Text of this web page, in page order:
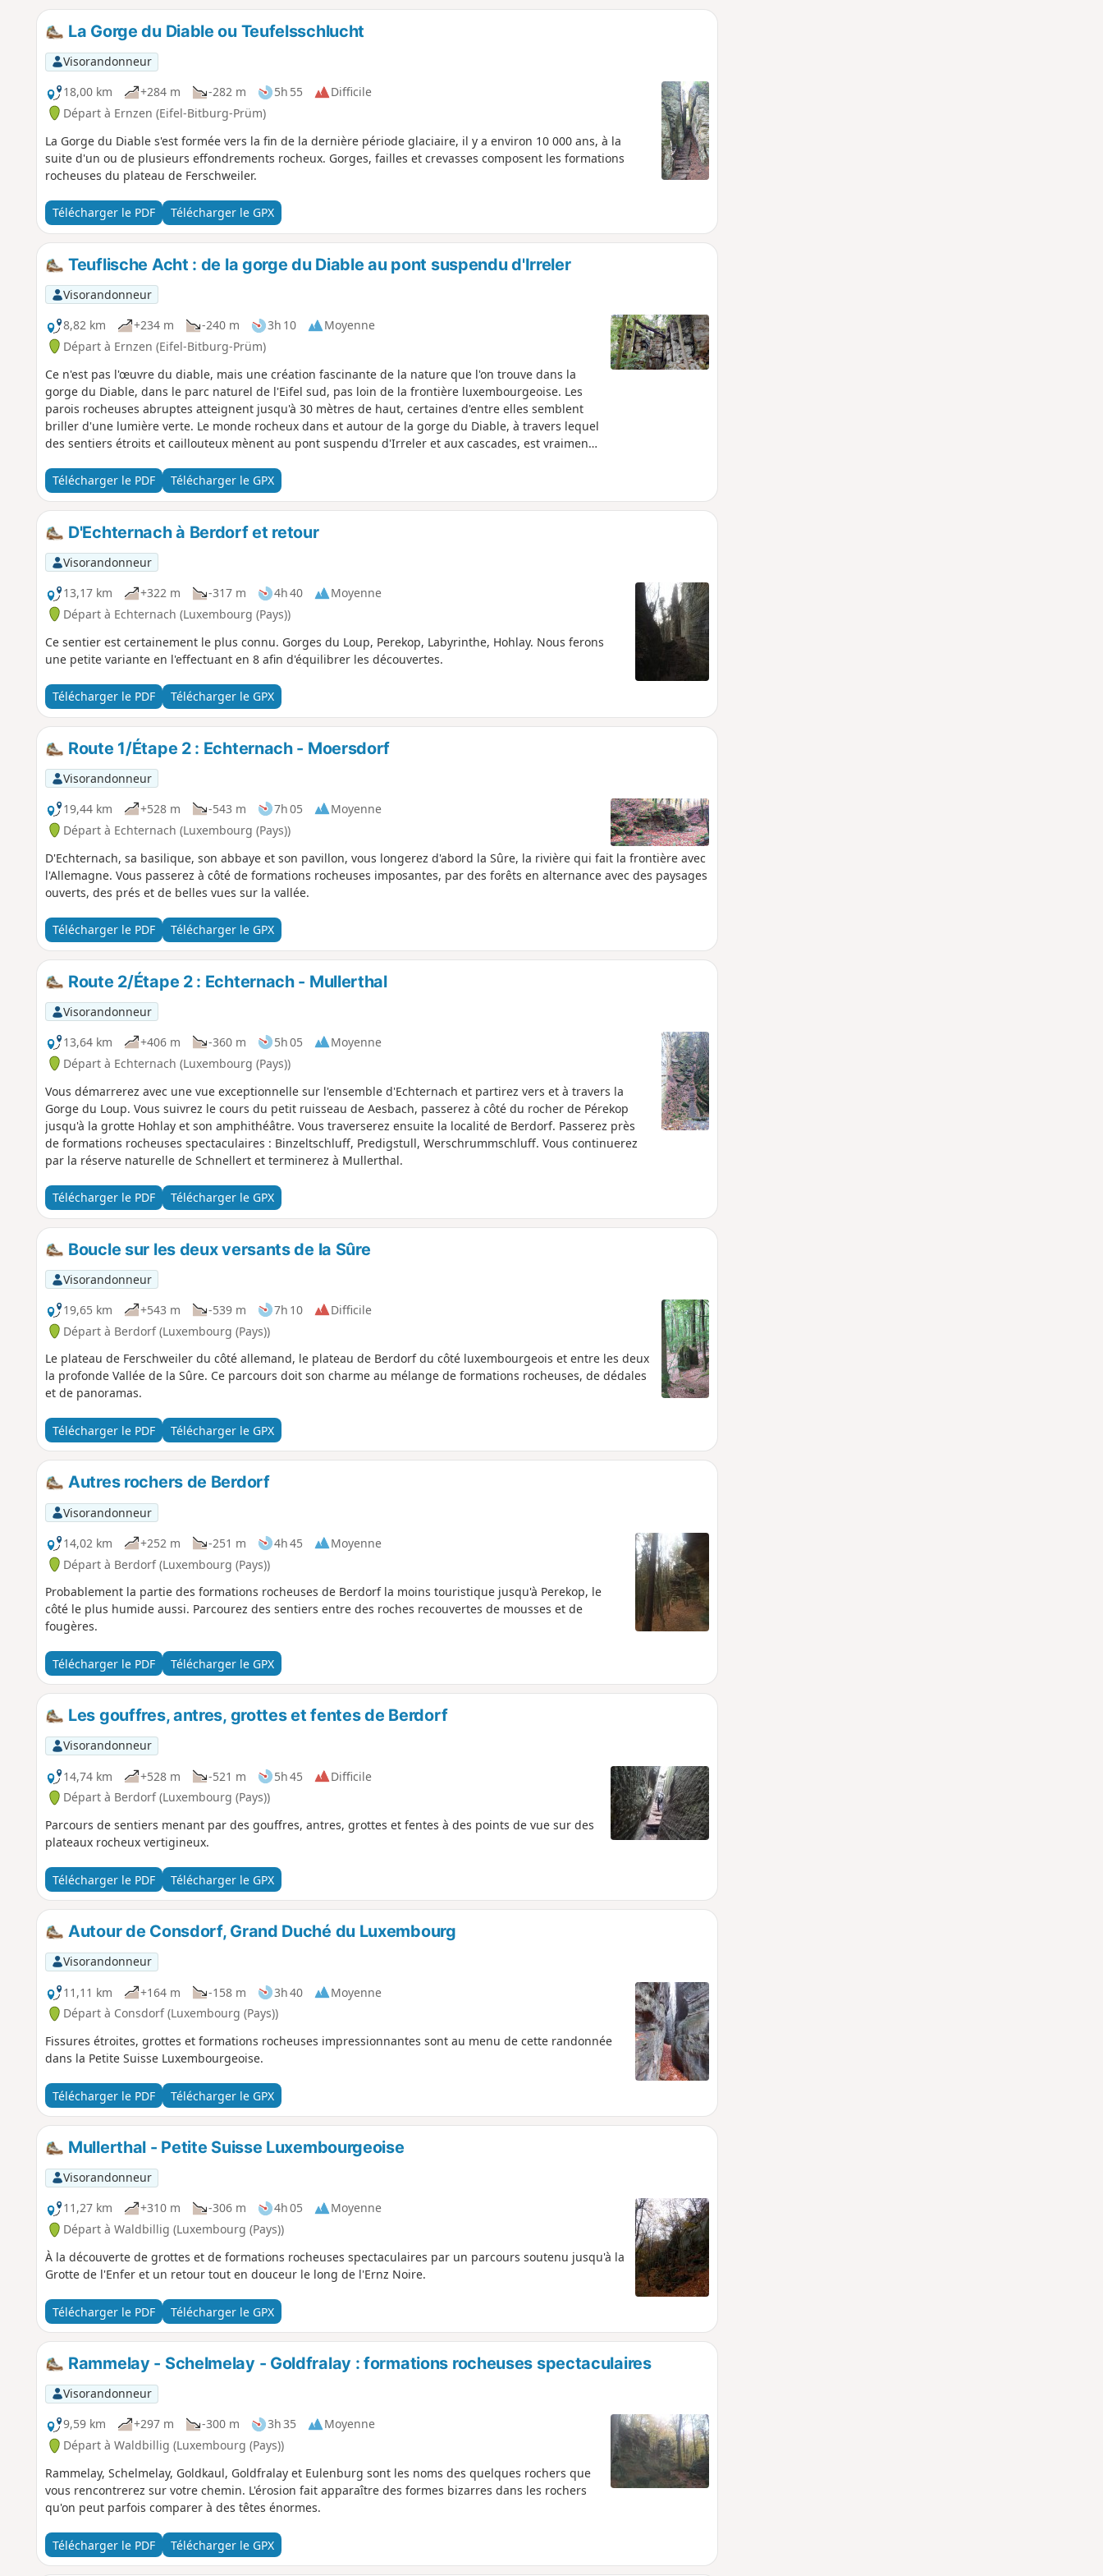
La Gorge du Diable ou Teufelsschlucht
Visorandonneur
18,00 km
+284 m -282 m 5h 55
Difficile
Départ à Ernzen (Eifel-Bitburg-Prüm)
La Gorge du Diable s'est formée vers la fin de la dernière période glaciaire, il y a environ 10 000 ans, à la
suite d'un ou de plusieurs effondrements rocheux. Gorges, failles et crevasses composent les formations
rocheuses du plateau de Ferschweiler.
Télécharger le PDF Télécharger le GPX
Teuflische Acht : de la gorge du Diable au pont suspendu d'Irreler
Visorandonneur
8,82 km
+234 m -240 m 3h 10
Moyenne
Départ à Ernzen (Eifel-Bitburg-Prüm)
Ce n'est pas l'œuvre du diable, mais une création fascinante de la nature que l'on trouve dans la
gorge du Diable, dans le parc naturel de l'Eifel sud, pas loin de la frontière luxembourgeoise. Les
parois rocheuses abruptes atteignent jusqu'à 30 mètres de haut, certaines d'entre elles semblent
briller d'une lumière verte. Le monde rocheux dans et autour de la gorge du Diable, à travers lequel
des sentiers étroits et caillouteux mènent au pont suspendu d'Irreler et aux cascades, est vraiment
Télécharger le PDF
Télécharger le GPX
D'Echternach à Berdorf et retour
Visorandonneur
13,17 km
+322 m -317 m 4h 40
Moyenne
Départ à Echternach (Luxembourg (Pays))
Ce sentier est certainement le plus connu. Gorges du Loup, Perekop, Labyrinthe, Hohlay. Nous ferons
une petite variante en l'effectuant en 8 afin d'équilibrer les découvertes.
Télécharger le PDF Télécharger le GPX
Route 1/Étape 2 : Echternach - Moersdorf
Visorandonneur
19,44 km
+528 m -543 m 7h 05
Moyenne
Départ à Echternach (Luxembourg (Pays))
D'Echternach, sa basilique, son abbaye et son pavillon, vous longerez d'abord la Sûre, la rivière qui fait la frontière avec
l'Allemagne. Vous passerez à côté de formations rocheuses imposantes, par des forêts en alternance avec des paysages
ouverts, des prés et de belles vues sur la vallée.
Télécharger le PDF Télécharger le GPX
Route 2/Étape 2 : Echternach - Mullerthal
Visorandonneur
13,64 km
+406 m -360 m 5h 05
Moyenne
Départ à Echternach (Luxembourg (Pays))
Vous démarrerez avec une vue exceptionnelle sur l'ensemble d'Echternach et partirez vers et à travers la
Gorge du Loup. Vous suivrez le cours du petit ruisseau de Aesbach, passerez à côté du rocher de Pérekop
jusqu'à la grotte Hohlay et son amphithéâtre. Vous traverserez ensuite la localité de Berdorf. Passerez près
de formations rocheuses spectaculaires : Binzeltschluff, Predigstull, Werschrummschluff. Vous continuerez
par la réserve naturelle de Schnellert et terminerez à Mullerthal.
Télécharger le PDF Télécharger le GPX
Boucle sur les deux versants de la Sûre
Visorandonneur
19,65 km
+543 m -539 m 7h 10
Difficile
Départ à Berdorf (Luxembourg (Pays))
Le plateau de Ferschweiler du côté allemand, le plateau de Berdorf du côté luxembourgeois et entre les deux
la profonde Vallée de la Sûre. Ce parcours doit son charme au mélange de formations rocheuses, de dédales
et de panoramas.
Télécharger le PDF Télécharger le GPX
Autres rochers de Berdorf
Visorandonneur
14,02 km
+252 m -251 m 4h 45
Moyenne
Départ à Berdorf (Luxembourg (Pays))
Probablement la partie des formations rocheuses de Berdorf la moins touristique jusqu'à Perekop, le
côté le plus humide aussi. Parcourez des sentiers entre des roches recouvertes de mousses et de
fougères.
Télécharger le PDF Télécharger le GPX
Les gouffres, antres, grottes et fentes de Berdorf
Visorandonneur
14,74 km
+528 m -521 m 5h 45
Difficile
Départ à Berdorf (Luxembourg (Pays))
Parcours de sentiers menant par des gouffres, antres, grottes et fentes à des points de vue sur des
plateaux rocheux vertigineux.
Télécharger le PDF Télécharger le GPX
Autour de Consdorf, Grand Duché du Luxembourg
Visorandonneur
11,11 km
+164 m -158 m 3h 40
Moyenne
Départ à Consdorf (Luxembourg (Pays))
Fissures étroites, grottes et formations rocheuses impressionnantes sont au menu de cette randonnée
dans la Petite Suisse Luxembourgeoise.
Télécharger le PDF Télécharger le GPX
Mullerthal - Petite Suisse Luxembourgeoise
Visorandonneur
11,27 km
+310 m -306 m 4h 05
Moyenne
Départ à Waldbillig (Luxembourg (Pays))
À la découverte de grottes et de formations rocheuses spectaculaires par un parcours soutenu jusqu'à la
Grotte de l'Enfer et un retour tout en douceur le long de l'Ernz Noire.
Télécharger le PDF Télécharger le GPX
Rammelay - Schelmelay - Goldfralay : formations rocheuses spectaculaires
Visorandonneur
9,59 km
+297 m -300 m 3h 35
Moyenne
Départ à Waldbillig (Luxembourg (Pays))
Rammelay, Schelmelay, Goldkaul, Goldfralay et Eulenburg sont les noms des quelques rochers que
vous rencontrerez sur votre chemin. L'érosion fait apparaître des formes bizarres dans les rochers
qu'on peut parfois comparer à des têtes énormes.
Télécharger le PDF Télécharger le GPX